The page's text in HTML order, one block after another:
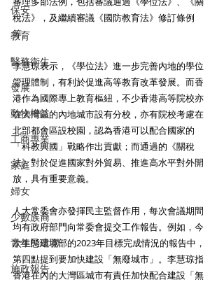
保安
教育
醫務衛生
發展
動物權益
工商專業
家庭
婦女
少數族裔
青年民建聯
施政報告
稅法》，及繼續審議《國防教育法》修訂條例
等。
李慧琼表示，《學位法》進一步完善內地的學位
管理體制，有利於促進高等教育改革發展。而香
港作為國際專上教育樞紐，不少香港高等院校亦
在大灣區的內地城市設有分校，亦有院校考慮在
北部都會區設校園，認為香港可以配合國家的
「科教興國」戰略作出貢獻；而通過的《關稅
法》對於促進國家對外貿易、推進高水平對外開
放，具有重要意義。
人大常委會亦發揮民主監督作用，每次會議期間
均有政府部門向常委會提交工作報告。例如，今
次生態環境部的2023年目標完成情況的報告中，
第四點提到要加快建設「無廢城市」。李慧琼指
香港在內的大灣區城市有責任加快配合建設「無